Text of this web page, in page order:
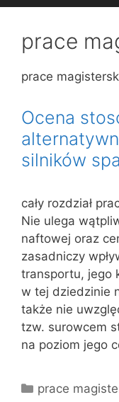
prace
prace
Ocena
silników
cały rozdział
Nie ulega
naftowej oraz
zasadniczy
transportu, jego
w tej dziedzinie
także nie
tzw. surowcem
na poziom jego
Kategorie
prace